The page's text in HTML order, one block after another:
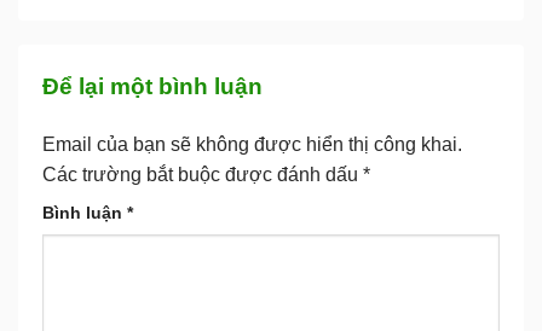
Để lại một bình luận
Email của bạn sẽ không được hiển thị công khai.
Các trường bắt buộc được đánh dấu *
Bình luận *